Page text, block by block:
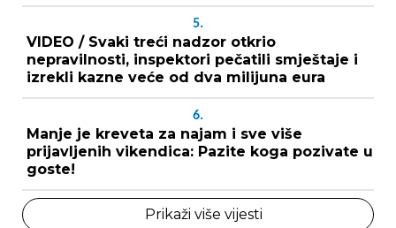
5.
VIDEO / Svaki treći nadzor otkrio
nepravilnosti, inspektori pečatili smještaje i
izrekli kazne veće od dva milijuna eura
6.
Manje je kreveta za najam i sve više
prijavljenih vikendica: Pazite koga pozivate u
goste!
Prikaži više vijesti